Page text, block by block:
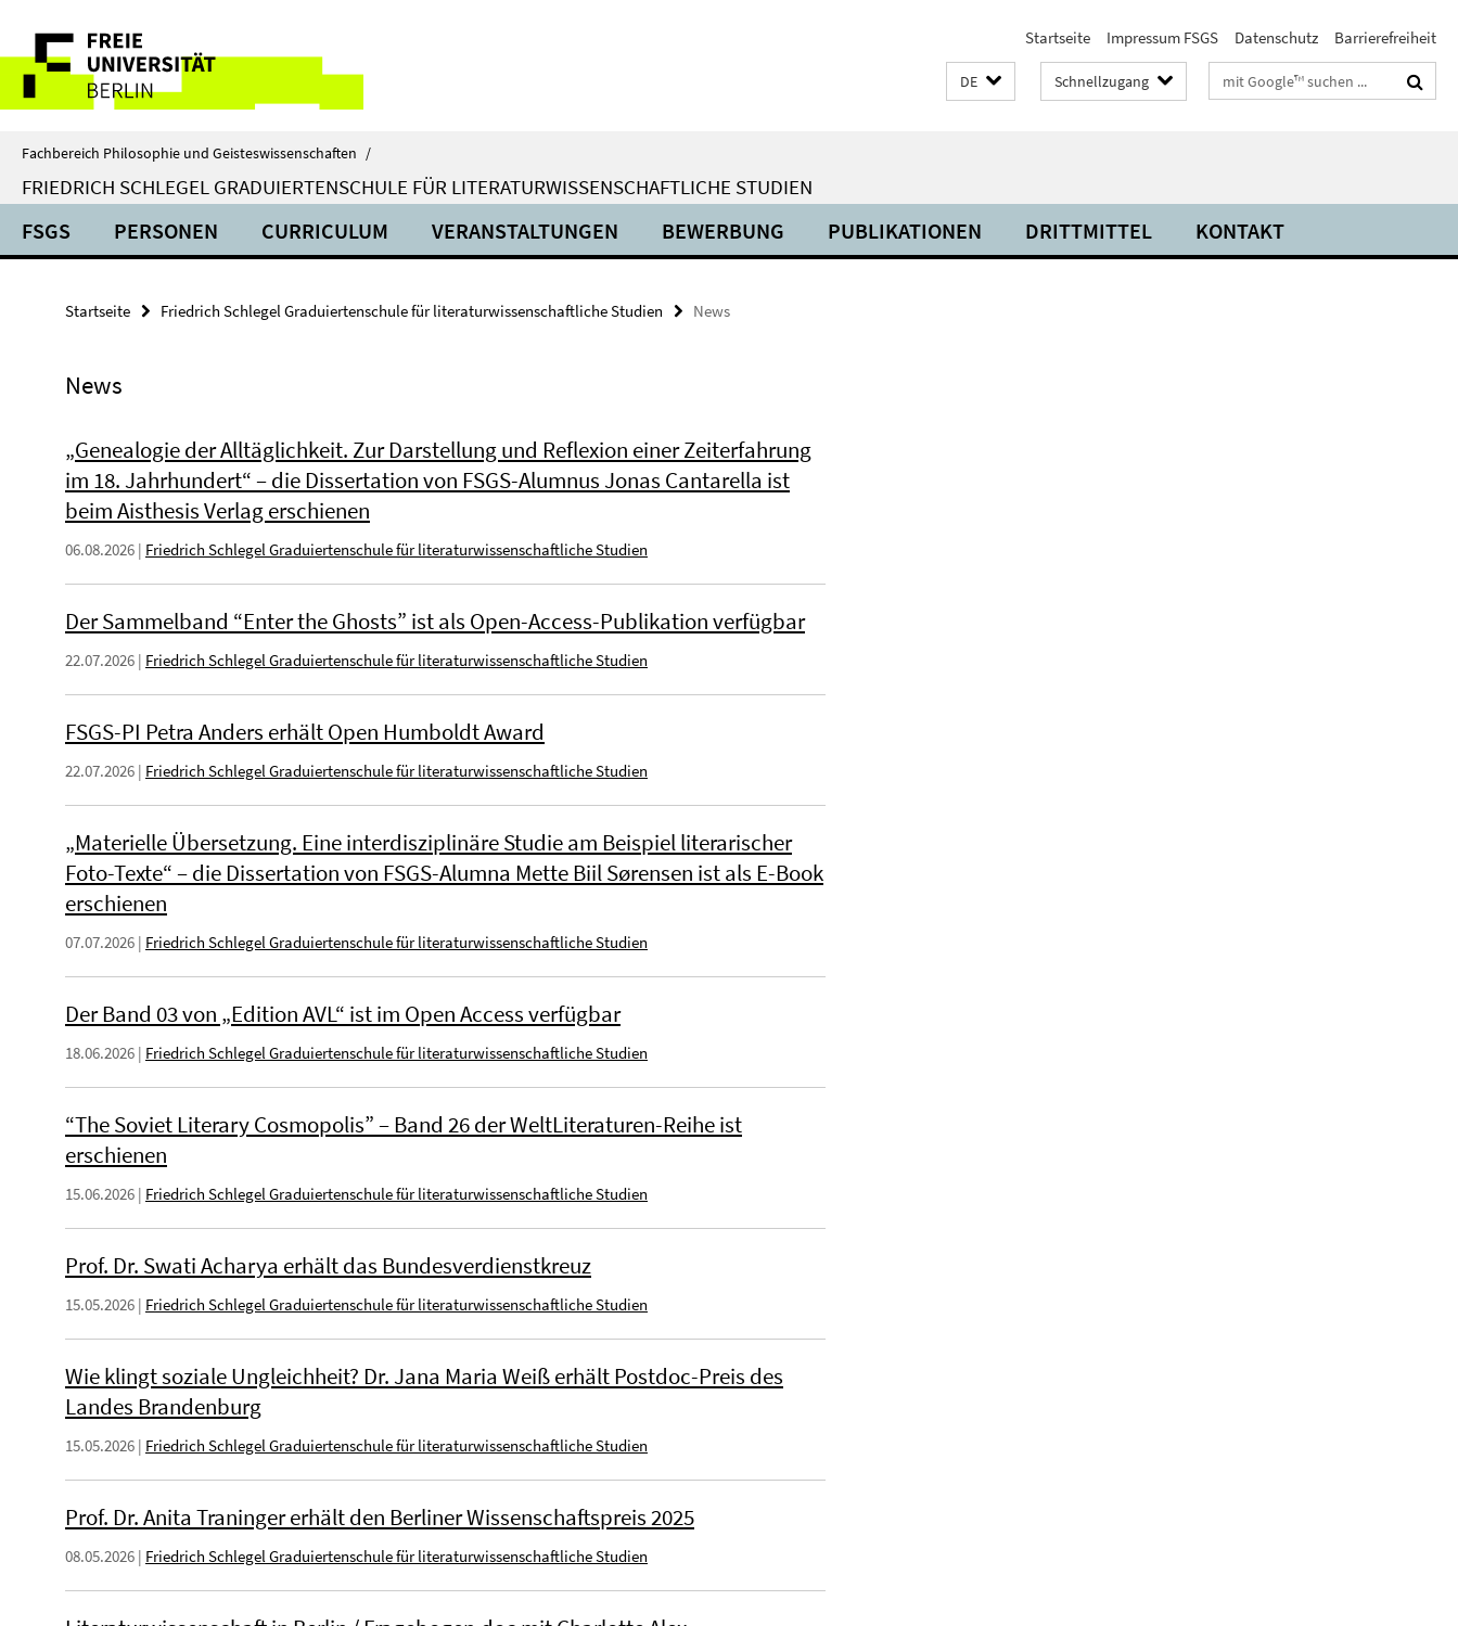
direkt
Inhalt
Service-
Navigation
Startseite Impressum FSGS Datenschutz Barrierefreiheit
DE Schnellzugang Suchbegriffe
Fachbereich Philosophie und Geisteswissenschaften /
FRIEDRICH SCHLEGEL GRADUIERTENSCHULE FÜR LITERATURWISSENSCHAFTLICHE STUDIEN
FSGS PERSONEN CURRICULUM VERANSTALTUNGEN BEWERBUNG PUBLIKATIONEN DRITTMITTEL KONTAKT
Startseite Friedrich Schlegel Graduiertenschule für literaturwissenschaftliche Studien News
News
„Genealogie der Alltäglichkeit. Zur Darstellung und Reflexion einer Zeiterfahrung
im 18. Jahrhundert“ – die Dissertation von FSGS-Alumnus Jonas Cantarella ist
beim Aisthesis Verlag erschienen
06.08.2026 | Friedrich Schlegel Graduiertenschule für literaturwissenschaftliche Studien
Der Sammelband “Enter the Ghosts” ist als Open-Access-Publikation verfügbar
22.07.2026 | Friedrich Schlegel Graduiertenschule für literaturwissenschaftliche Studien
FSGS-PI Petra Anders erhält Open Humboldt Award
22.07.2026 | Friedrich Schlegel Graduiertenschule für literaturwissenschaftliche Studien
„Materielle Übersetzung. Eine interdisziplinäre Studie am Beispiel literarischer
Foto-Texte“ – die Dissertation von FSGS-Alumna Mette Biil Sørensen ist als E-Book
erschienen
07.07.2026 | Friedrich Schlegel Graduiertenschule für literaturwissenschaftliche Studien
Der Band 03 von „Edition AVL“ ist im Open Access verfügbar
18.06.2026 | Friedrich Schlegel Graduiertenschule für literaturwissenschaftliche Studien
“The Soviet Literary Cosmopolis” – Band 26 der WeltLiteraturen-Reihe ist
erschienen
15.06.2026 | Friedrich Schlegel Graduiertenschule für literaturwissenschaftliche Studien
Prof. Dr. Swati Acharya erhält das Bundesverdienstkreuz
15.05.2026 | Friedrich Schlegel Graduiertenschule für literaturwissenschaftliche Studien
Wie klingt soziale Ungleichheit? Dr. Jana Maria Weiß erhält Postdoc-Preis des
Landes Brandenburg
15.05.2026 | Friedrich Schlegel Graduiertenschule für literaturwissenschaftliche Studien
Prof. Dr. Anita Traninger erhält den Berliner Wissenschaftspreis 2025
08.05.2026 | Friedrich Schlegel Graduiertenschule für literaturwissenschaftliche Studien